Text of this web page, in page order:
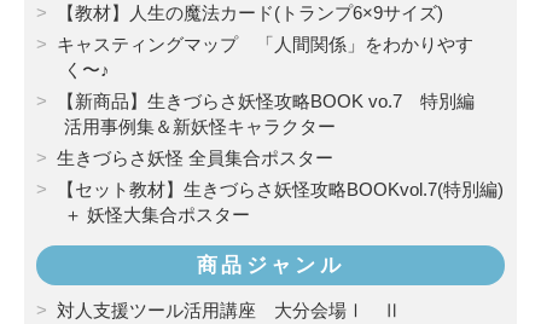
【教材】人生の魔法カード(トランプ6×9サイズ)
キャスティングマップ 「人間関係」をわかりやす
く〜♪
【新商品】生きづらさ妖怪攻略BOOK vo.7 特別編
活用事例集＆新妖怪キャラクター
生きづらさ妖怪 全員集合ポスター
【セット教材】生きづらさ妖怪攻略BOOKvol.7(特別編)
＋ 妖怪大集合ポスター
商品ジャンル
対人支援ツール活用講座 大分会場Ⅰ Ⅱ